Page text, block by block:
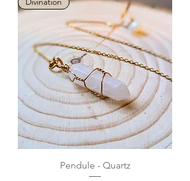
Pendule - Quartz